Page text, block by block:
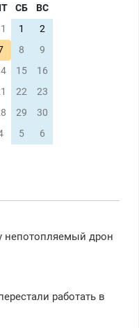
СБ
ВС
1
2
8
9
15
16
22
23
29
30
5 6
непотопляемый дрон
работать в